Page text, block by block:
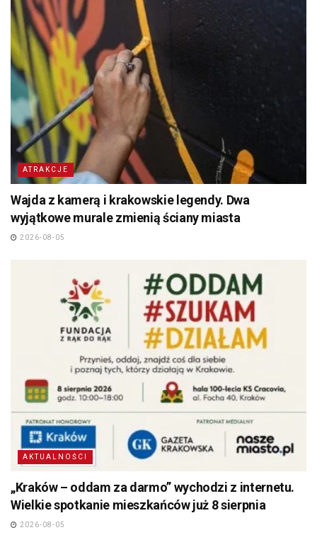
ATRAKCJE
Wajda z kamerą i krakowskie legendy. Dwa
wyjątkowe murale zmienią ściany miasta
2026-08-05
AKTUALNOŚCI
„Kraków – oddam za darmo” wychodzi z internetu.
Wielkie spotkanie mieszkańców już 8 sierpnia
2026-08-05